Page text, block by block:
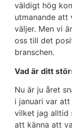
väldigt hög
utmanande att
väljer. Men vi
oss till det
branschen.
Vad är ditt
Nu är ju året
i januari var
vilket jag alltid
att känna att